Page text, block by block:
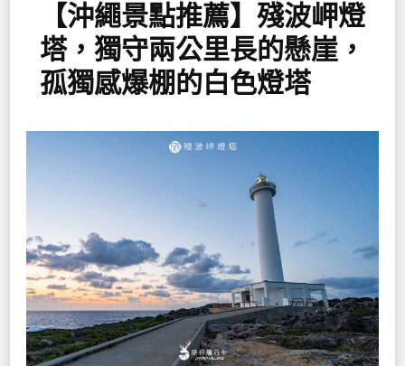
【沖繩景點推薦】殘波岬燈
塔，獨守兩公里長的懸崖，
孤獨感爆棚的白色燈塔